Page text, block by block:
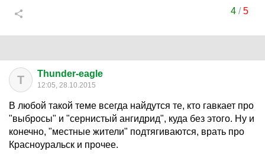
4/5
T Thunder-eagle
12:05, 28.10.2015
В любой такой теме всегда найдутся те, кто гавкает про
"выбросы" и "сернистый ангидрид", куда без этого. Ну и
конечно, "местные жители" подтягиваются, врать про
Красноуральск и прочее.